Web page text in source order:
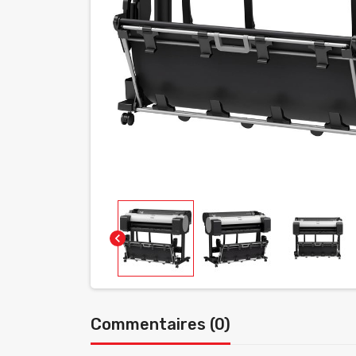
chevron_left
Commentaires (0)